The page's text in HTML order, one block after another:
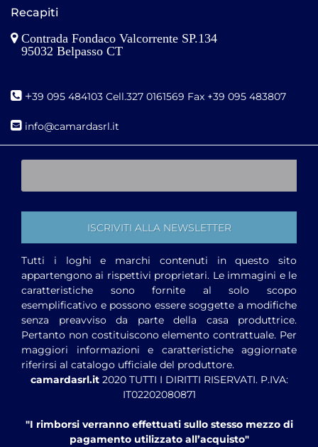
Recapiti
Contrada Fondaco Valcorrente SP.134
95032 Belpasso CT
+39 095 484103 Cell.327 0161569 Fax +39 095 483807
info@camardasrl.it
Tutti i loghi e marchi contenuti in questo sito
appartengono ai rispettivi proprietari. Le immagini e le
caratteristiche sono fornite al solo scopo
esemplificativo e possono essere soggette a modifiche
senza preavviso da parte della casa produttrice.
Pertanto non costituiscono elemento contrattuale. Per
maggiori informazioni e caratteristiche aggiornate
riferirsi al catalogo ufficiale del produttore.
camardasrl.it2020 TUTTI I DIRITTI RISERVATI. P.IVA:
IT02202080871
"I rimborsi verranno effettuati sullo stesso mezzo di
pagamento utilizzato all’acquisto"